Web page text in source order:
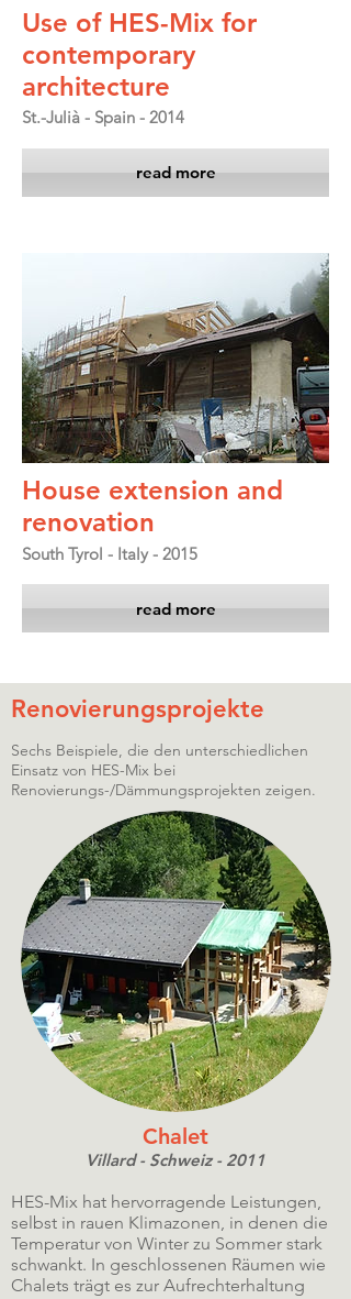
Use of HES-Mix for
contemporary
architecture
St.-Julià - Spain - 2014
read more
House extension and
renovation
South Tyrol - Italy - 2015
read more
Renovierungsprojekte
Sechs Beispiele, die den unterschiedlichen
Einsatz von HES-Mix bei
Renovierungs-/Dämmungsprojekten zeigen.
Chalet
Villard - Schweiz - 2011
HES-Mix hat hervorragende Leistungen,
selbst in rauen Klimazonen, in denen die
Temperatur von Winter zu Sommer stark
schwankt. In geschlossenen Räumen wie
Chalets trägt es zur Aufrechterhaltung